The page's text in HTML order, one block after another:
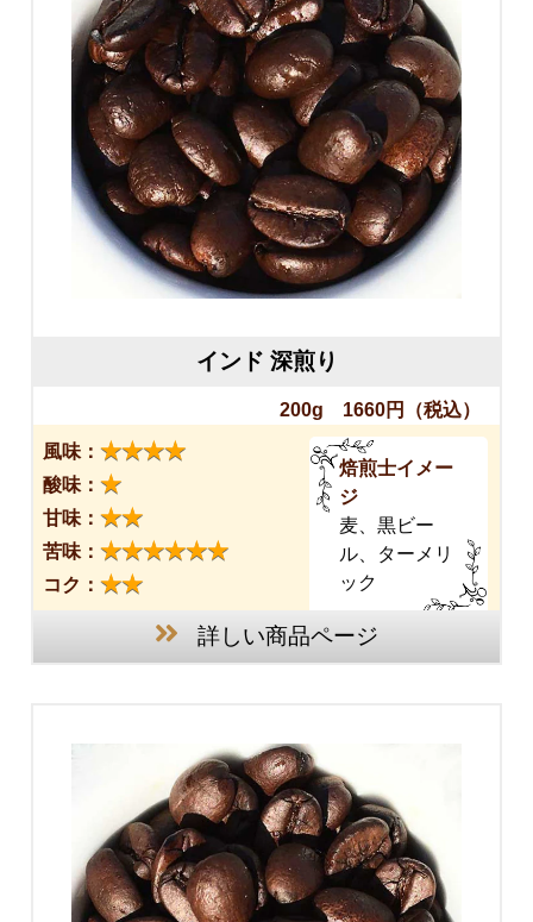
インド 深煎り
200g 1660円 （税込）
風味： ★★★★
酸味： ★
甘味： ★★
苦味： ★★★★★★
コク： ★★
焙煎士イメー
ジ
麦、黒ビー
ル、ターメリ
ック
詳しい商品ページ